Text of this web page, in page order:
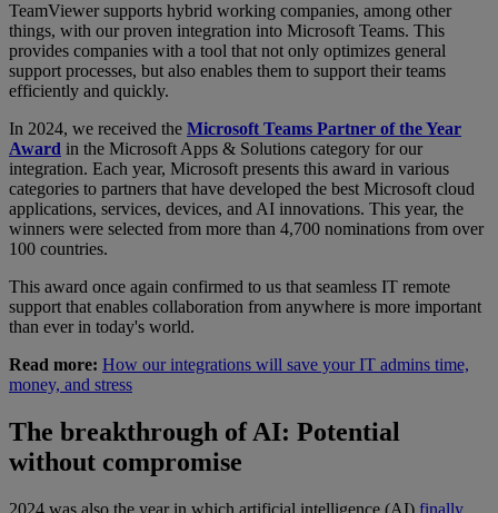
TeamViewer supports hybrid working companies, among other
things, with our proven integration into Microsoft Teams. This
provides companies with a tool that not only optimizes general
support processes, but also enables them to support their teams
efficiently and quickly.
In 2024, we received the Microsoft Teams Partner of the Year
Award in the Microsoft Apps & Solutions category for our
integration. Each year, Microsoft presents this award in various
categories to partners that have developed the best Microsoft cloud
applications, services, devices, and AI innovations. This year, the
winners were selected from more than 4,700 nominations from over
100 countries.
This award once again confirmed to us that seamless IT remote
support that enables collaboration from anywhere is more important
than ever in today's world.
Read more: How our integrations will save your IT admins time,
money, and stress
The breakthrough of AI: Potential
without compromise